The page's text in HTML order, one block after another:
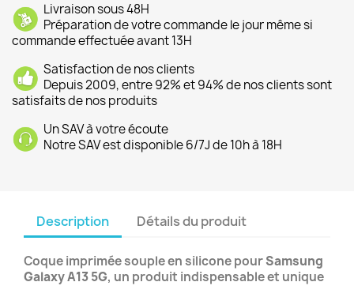
Livraison sous 48H
Préparation de votre commande le jour même si
commande effectuée avant 13H
Satisfaction de nos clients
Depuis 2009, entre 92% et 94% de nos clients sont
satisfaits de nos produits
Un SAV à votre écoute
Notre SAV est disponible 6/7J de 10h à 18H
Description Détails du produit
Coque imprimée souple en silicone pourSamsung
Galaxy A13 5G, un produit indispensable et unique